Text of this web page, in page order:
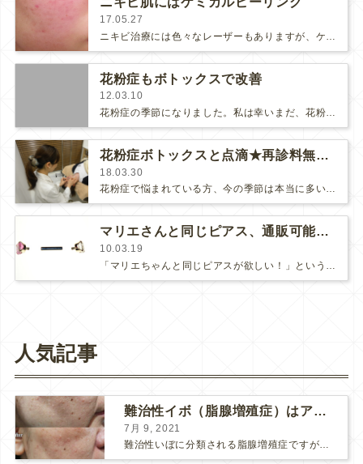
17.05.27
花粉症もボトックスで改善
12.03.10
花粉症の季節になりました。私は幸いまだ、花粉症になっていませんが、とても辛そうな方をたくさんお見受けします。花粉症の症状、鼻水…
花粉症ボトックスと点滴★再診料無料です
18.03.30
花粉症で悩まれている方、今の季節は本当に多いですね（iдi）今年は花粉の量がとても多いようで、いつものボトックス花粉…
マリエさんと同じピアス、通販可能です
10.03.19
人気記事
難治性イボ（脂腺増殖症）はアグネスAGNESが効果的です！
7月 9, 2021
難治性いぼに分類される脂腺増殖症ですが、脂腺増殖症はAGNESアグネスにとても良く反応して、きれいに治すことができます。 ↑ 脂腺増殖症をアグネスAGNESで３回治療した1ヶ月後の写真です。...